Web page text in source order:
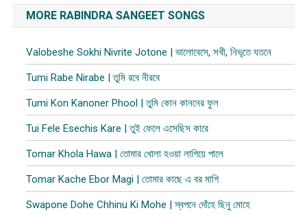
MORE RABINDRA SANGEET SONGS
Valobeshe Sokhi Nivrite Jotone | ভালোবেসে, সখী, নিভৃতে যতনে
Tumi Rabe Nirabe | তুমি রবে নীরবে
Tumi Kon Kanoner Phool | তুমি কোন কাননের ফুল
Tui Fele Esechis Kare | তুই ফেলে এসেছিস কারে
Tomar Khola Hawa | তোমার খোলা হওয়া লাগিয়ে পালে
Tomar Kache Ebor Magi | তোমার কাছে এ বর মাগি
Swapone Dohe Chhinu Ki Mohe | স্বপনে দোঁহে ছিনু মোহে